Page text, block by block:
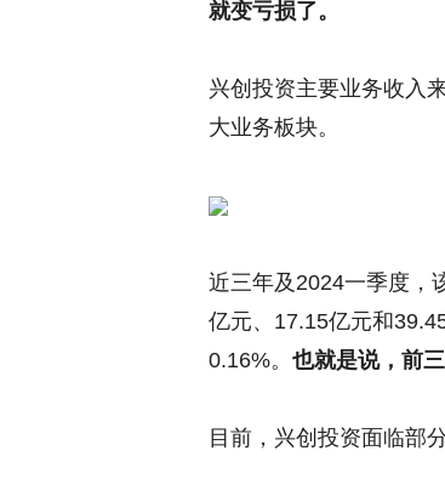
就变亏损了。
兴创投资主要业务收入
大业务板块。
近三年及2024一季度，
亿元、17.15亿元和
0.16%。 也就是说，前
目前，兴创投资面临部